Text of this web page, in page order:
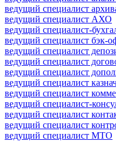
ведущий специалист
ведущий специалист АХО
ведущий специалист-
ведущий специалист бэк-
ведущий специалист
ведущий специалист
ведущий специалист
ведущий специалист
ведущий специалист
ведущий специалист-
ведущий специалист
ведущий специалист
ведущий специалист МТО